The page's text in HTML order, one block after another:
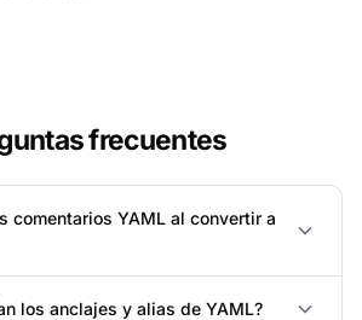
frecuentes
comentarios YAML al convertir a
los anclajes y alias de YAML?